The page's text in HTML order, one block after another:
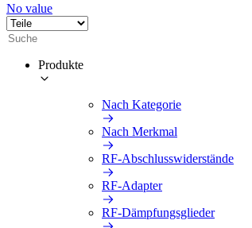
No value
Produkte
Nach Kategorie
Nach Merkmal
RF-Abschlusswiderstände
RF-Adapter
RF-Dämpfungsglieder